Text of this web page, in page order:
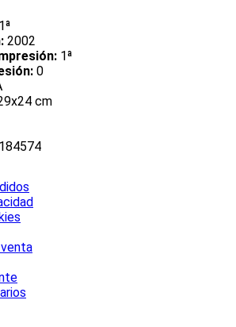
1ª
2002
1ª
0
cm